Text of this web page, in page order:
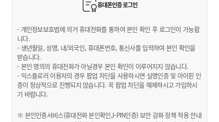
휴대폰인증로그인
- 개인정보보호법에 의거 휴대전화를 통하여 본인 확인 후 로그인이 가능합
니다.
- 생년월일, 성명, 내/외국인, 휴대폰번호, 통신사를 입력하여 본인 확인을
받습니다.
- 본인 명의의 휴대전화가 아닐경우 본인 확인이 이루어지지 않습니다.
- 익스플로러 이용자의 경우 팝업 차단을 사용하시면 실명인증 및 아이핀 인
증이 정상적으로 진행되지 않습니다. 꼭 팝업 차단을 해제하시고 가입하시
기 바랍니다.
※ 본인인증서비스(휴대전화 본인확인,I-PIN인증) 보안 강화 정책 적용 안내